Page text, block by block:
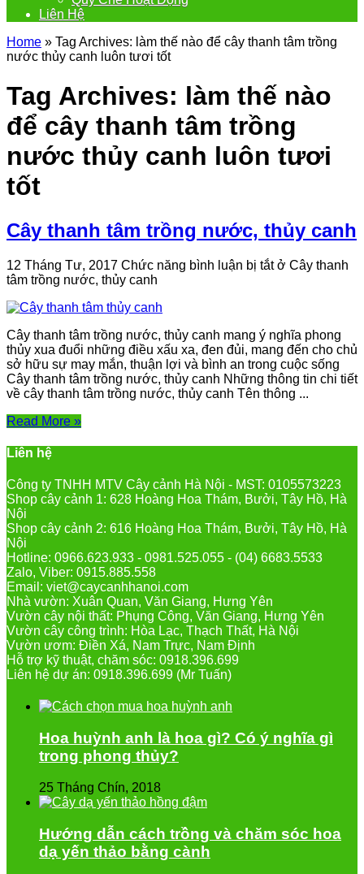
Liên Hệ
Home » Tag Archives: làm thế nào để cây thanh tâm trồng
nước thủy canh luôn tươi tốt
Tag Archives: làm thế nào
để cây thanh tâm trồng
nước thủy canh luôn tươi
tốt
Cây thanh tâm trồng nước, thủy canh
12 Tháng Tư, 2017 Chức năng bình luận bị tắtở Cây thanh
tâm trồng nước, thủy canh
Cây thanh tâm trồng nước, thủy canh mang ý nghĩa phong
thủy xua đuổi những điều xấu xa, đen đủi, mang đến cho chủ
sở hữu sự may mắn, thuận lợi và bình an trong cuộc sống
Cây thanh tâm trồng nước, thủy canh Những thông tin chi tiết
về cây thanh tâm trồng nước, thủy canh Tên thông ...
Read More »
Liên hệ
Công ty TNHH MTV Cây cảnh Hà Nội - MST: 0105573223
Shop cây cảnh 1: 628 Hoàng Hoa Thám, Bưởi, Tây Hồ, Hà
Nội
Shop cây cảnh 2: 616 Hoàng Hoa Thám, Bưởi, Tây Hồ, Hà
Nội
Hotline: 0966.623.933 - 0981.525.055 - (04) 6683.5533
Zalo, Viber: 0915.885.558
Email: viet@caycanhhanoi.com
Nhà vườn: Xuân Quan, Văn Giang, Hưng Yên
Vườn cây nội thất: Phụng Công, Văn Giang, Hưng Yên
Vườn cây công trình: Hòa Lạc, Thạch Thất, Hà Nội
Vườn ươm: Điền Xá, Nam Trực, Nam Định
Hỗ trợ kỹ thuật, chăm sóc: 0918.396.699
Liên hệ dự án: 0918.396.699 (Mr Tuấn)
Hoa huỳnh anh là hoa gì? Có ý nghĩa gì
trong phong thủy?
25 Tháng Chín, 2018
Hướng dẫn cách trồng và chăm sóc hoa
dạ yến thảo bằng cành